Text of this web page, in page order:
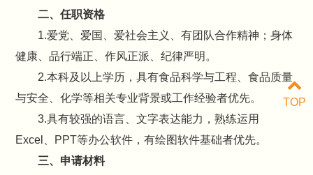
二、任职资格
1.爱党、爱国、爱社会主义、有团队合作精神；身体
健康、品行端正、作风正派、纪律严明。
2.本科及以上学历，具有食品科学与工程、食品质量
与安全、化学等相关专业背景或工作经验者优先。
3.具有较强的语言、文字表达能力，熟练运用
Excel、PPT等办公软件，有绘图软件基础者优先。
三、申请材料
TOP